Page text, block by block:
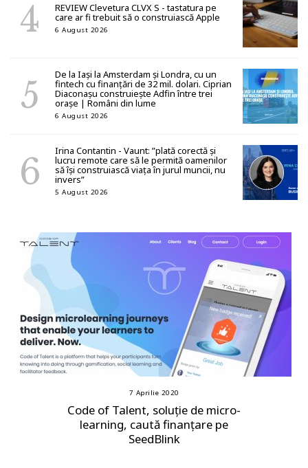
REVIEW Clevetura CLVX S - tastatura pe
care ar fi trebuit să o construiască Apple
6 August 2026
De la Iași la Amsterdam și Londra, cu un
fintech cu finanțări de 32 mil. dolari. Ciprian
Diaconașu construiește Adfin între trei
orașe | Români din lume
6 August 2026
Irina Contantin - Vaunt: ”plată corectă și
lucru remote care să le permită oamenilor
să își construiască viața în jurul muncii, nu
invers”
5 August 2026
7 Aprilie 2020
Code of Talent, soluție de micro-
learning, caută finanțare pe
SeedBlink